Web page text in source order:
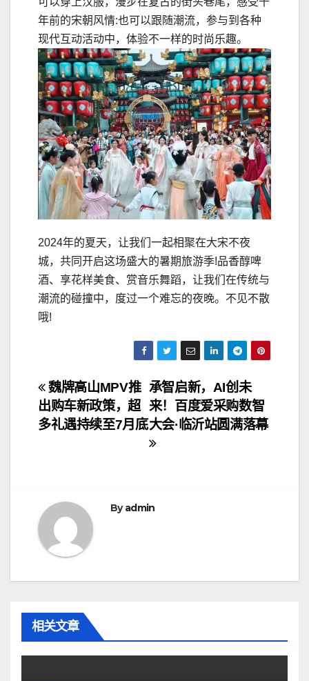
年前的宋朝风情:也可以跟随潮流，参与到各种
现代互动活动中，体验不一样的时尚乐趣。
2024年的夏天，让我们一起相聚在大宋不夜
城，共同开启这场盛大的暑期旅游季!品香醇啤
酒、享花样美食、赏音乐舞蹈，让我们在传统与
潮流的碰撞中，度过一个难忘的夜晚。不见不散
哦!
文
章
承智启新，AI创未
来！百度爱采购数智
大会·临沂站圆满落幕
魏牌高山MPV推
出购车新政策，超
多礼遇持续至7月底
Byadmin
相关文章